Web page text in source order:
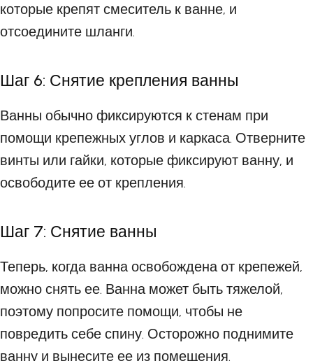
которые крепят смеситель к ванне, и
отсоедините шланги.
Шаг 6: Снятие крепления ванны
Ванны обычно фиксируются к стенам при
помощи крепежных углов и каркаса. Отверните
винты или гайки, которые фиксируют ванну, и
освободите ее от крепления.
Шаг 7: Снятие ванны
Теперь, когда ванна освобождена от крепежей,
можно снять ее. Ванна может быть тяжелой,
поэтому попросите помощи, чтобы не
повредить себе спину. Осторожно поднимите
ванну и вынесите ее из помещения.